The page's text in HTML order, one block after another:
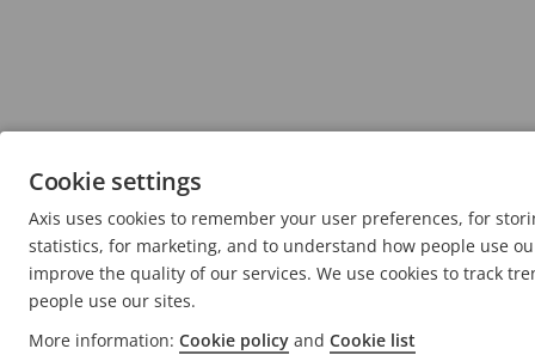
Cookie settings
Axis uses cookies to remember your user preferences, for
statistics, for marketing, and to understand how people use
improve the quality of our services. We use cookies to track
people use our sites.
More information: Cookie policy and Cookie list